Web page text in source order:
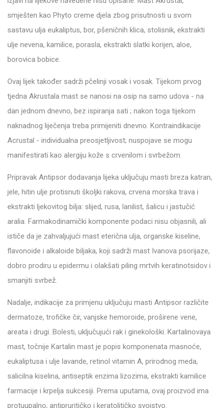
smješten kao Phyto creme djela zbog prisutnosti u svom
sastavu ulja eukaliptus, bor, pšeničnih klica, stolisnik, ekstrakti
ulje nevena, kamilice, porasla, ekstrakti slatki korijen, aloe,
borovica bobice.
Ovaj lijek također sadrži pčelinji vosak i vosak. Tijekom prvog
tjedna Akrustala mast se nanosi na osip na samo udova - na
dan jednom dnevno, bez ispiranja sati ; nakon toga tijekom
naknadnog liječenja treba primijeniti dnevno. Kontraindikacije
Acrustal - individualna preosjetljivost; nuspojave se mogu
manifestirati kao alergiju kože s crvenilom i svrbežom.
Pripravak Antipsor dodavanja lijeka uključuju masti breza katran,
jele, hitin ulje protisnuti školjki rakova, crvena morska trava i
ekstrakti ljekovitog bilja: slijed, rusa, lanilist, šalicu i jastučić
aralia. Farmakodinamički komponente podaci nisu objasnili, ali
ističe da je zahvaljujući mast eterična ulja, organske kiseline,
flavonoide i alkaloide biljaka, koji sadrži mast Ivanova psorijaze,
dobro prodiru u epidermu i olakšati piling mrtvih keratinotsidov i
smanjiti svrbež.
Nadalje, indikacije za primjenu uključuju masti Antipsor različite
dermatoze, trofičke čir, vanjske hemoroide, proširene vene,
areata i drugi. Bolesti, uključujući rak i ginekološki. Kartalinovaya
mast, točnije Kartalin mast je popis komponenata masnoće,
eukaliptusa i ulje lavande, retinol vitamin A, prirodnog meda,
salicilna kiselina, antiseptik enzima lizozima, ekstrakti kamilice
farmacije i krpelja sukcesiji. Prema uputama, ovaj proizvod ima
protuupalno, antipruritičko i keratolitičko svojstvo.